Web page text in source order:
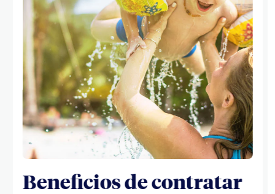
Beneficios de contratar